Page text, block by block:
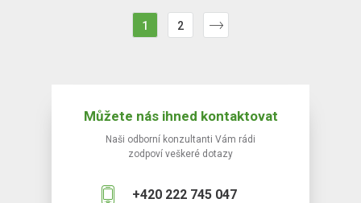
1 2
Můžete nás ihned kontaktovat
Naši odborní konzultanti Vám rádi
zodpoví veškeré dotazy
+420 222 745 047